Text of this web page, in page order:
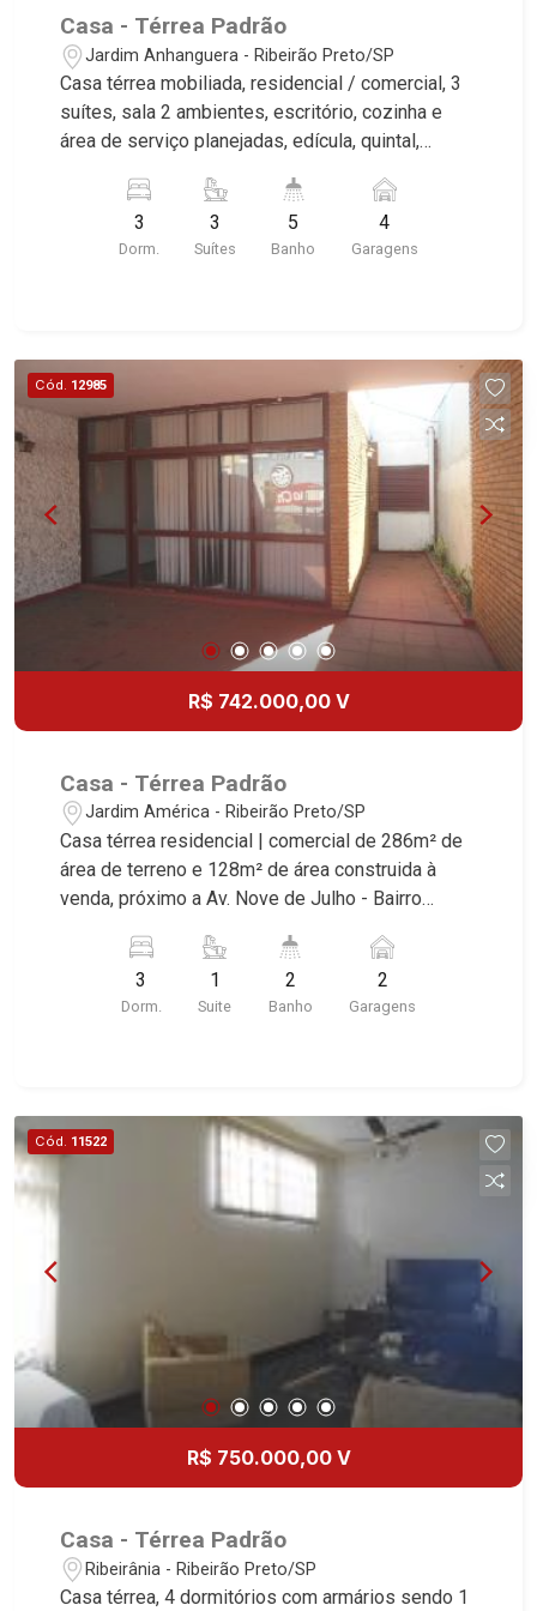
Casa - Térrea Padrão
Jardim Anhanguera - Ribeirão Preto/SP
Casa térrea mobiliada, residencial / comercial, 3
suítes, sala 2 ambientes, escritório, cozinha e
área de serviço planejadas, edícula, quintal,
solar, alarme, cerca elétrica, aparelhos de ar-
condicionado, 4 vagas sendo 2 cobertas,
excelente localização, próximo ao Supermercado
Alto da Boa Vista | Ribeirão Preto.
3
Dorm.
3
Suítes
5
Banho
4
Garagens
Cód. 12985
R$ 742.000,00 V
Casa - Térrea Padrão
Jardim América - Ribeirão Preto/SP
Casa térrea residencial | comercial de 286m² de
área de terreno e 128m² de área construida à
venda, próximo a Av. Nove de Julho - Bairro
características deste imóvel que a Martinelli
Imobiliária selecionou para você: - 286m² de área
de terreno e 128m² de área construida - 3
Martinelli Imobiliária, referência no mercado
imobiliário desde 2000. Especialistas em Venda,
Locação e Lançamentos! Avenida João Fiúsa,
1051 - Alto da Boa Vista | Ribeirão Preto.
3
Dorm.
1
Suite
2
Banho
2
Garagens
Cód. 11522
R$ 750.000,00 V
Casa - Térrea Padrão
Ribeirânia - Ribeirão Preto/SP
Casa térrea, 4 dormitórios com armários sendo 1